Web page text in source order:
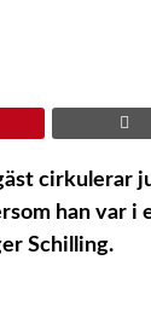
cirkulerar
han var i
Schilling.